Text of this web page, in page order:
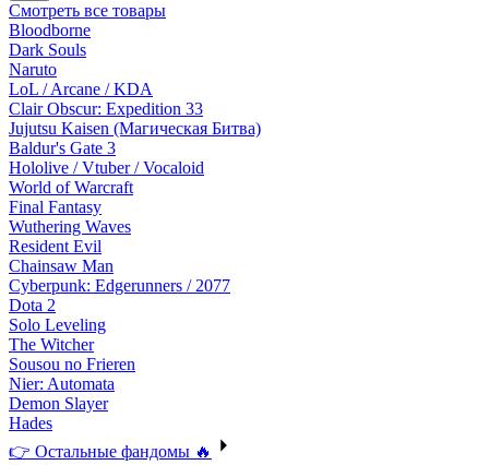
Смотреть все товары
Bloodborne
Dark Souls
Naruto
LoL / Arcane / KDA
Clair Obscur: Expedition 33
Jujutsu Kaisen (Магическая Битва)
Baldur's Gate 3
Hololive / Vtuber / Vocaloid
World of Warcraft
Final Fantasy
Wuthering Waves
Resident Evil
Chainsaw Man
Cyberpunk: Edgerunners / 2077
Dota 2
Solo Leveling
The Witcher
Sousou no Frieren
Nier: Automata
Demon Slayer
Hades
👉 Остальные фандомы 🔥